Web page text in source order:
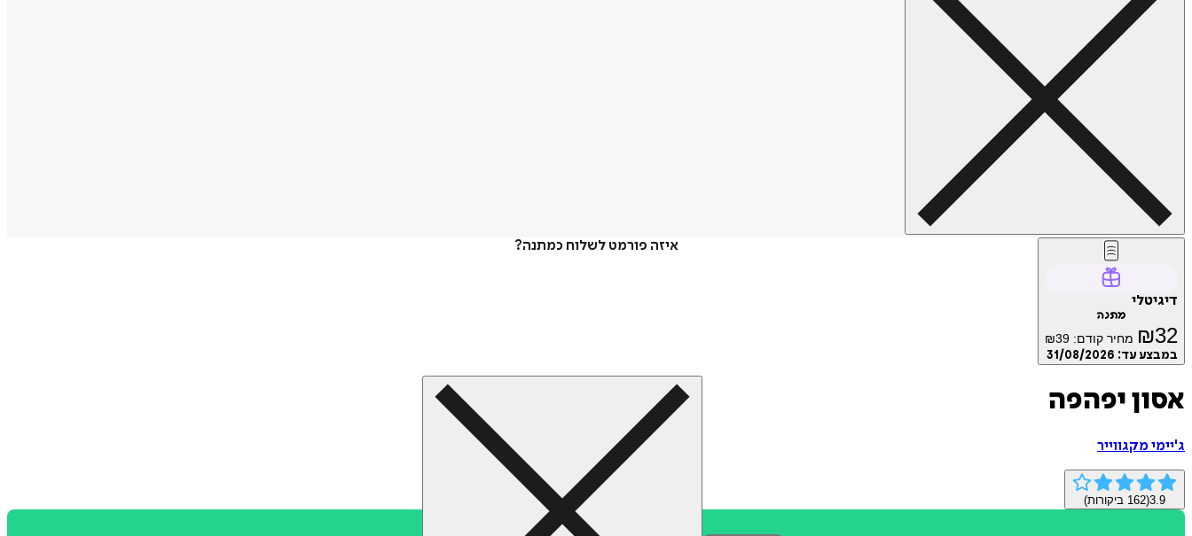
איזה פורמט לשלוח כמתנה?
דיגיטלי
מתנה
₪32 מחיר קודם: ₪39
במבצע עד: 31/08/2026
אסון יפהפה
ג'יימי מקגווייר
3.9
(
162 ביקורות)